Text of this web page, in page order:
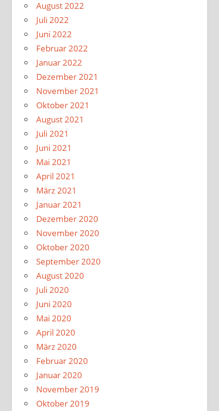
August 2022
Juli 2022
Juni 2022
Februar 2022
Januar 2022
Dezember 2021
November 2021
Oktober 2021
August 2021
Juli 2021
Juni 2021
Mai 2021
April 2021
März 2021
Januar 2021
Dezember 2020
November 2020
Oktober 2020
September 2020
August 2020
Juli 2020
Juni 2020
Mai 2020
April 2020
März 2020
Februar 2020
Januar 2020
November 2019
Oktober 2019